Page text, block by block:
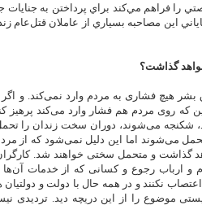
را فراهم مي‌كند براي پرداختن به جنايات
گذاشت؟
هیچ فشاری به مردم وارد نمی‌کند. و
که روی مردم هم فشار وارد می‌کند پرهیز
می‌شوند، دوران سخت زندان را تحمل
می‌شوند اما این دلیل نمی‌شود که از
گذاشت و متحمل سختی خواهند شد.
و ارباب رجوع و کسانی که از خدمات
نکنند و در همه حال با دولت و
موضوع را از این دریچه دید. تردیدی